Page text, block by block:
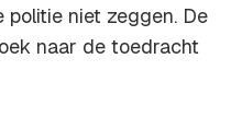
niet zeggen. De
naar de toedracht